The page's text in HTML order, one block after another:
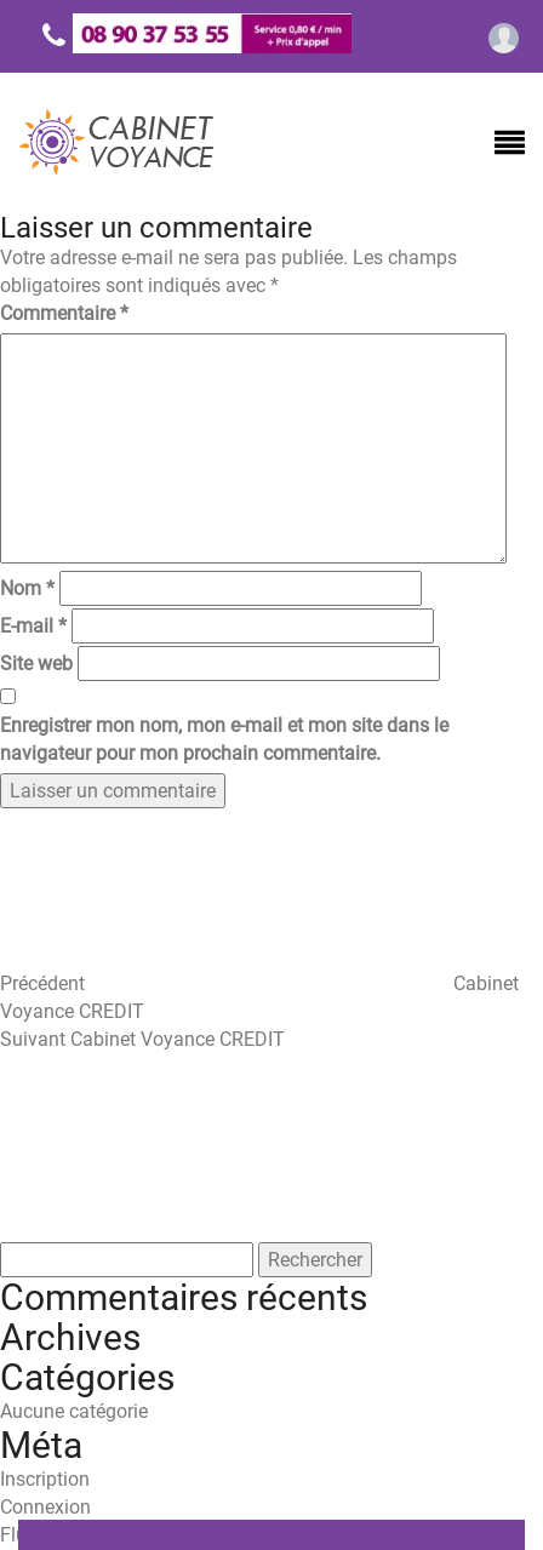
Laisser un commentaire
Votre adresse e-mail ne sera pas publiée. Les champs
obligatoires sont indiqués avec *
Commentaire*
Nom *
E-mail *
Site web
Enregistrer mon nom, mon e-mail et mon site dans le
navigateur pour mon prochain commentaire.
Précédent
Cabinet
Voyance CREDIT
Article
Suivant Cabinet Voyance CREDIT
Commentaires récents
Archives
Catégories
Aucune catégorie
Méta
Inscription
Connexion
Flux des publications